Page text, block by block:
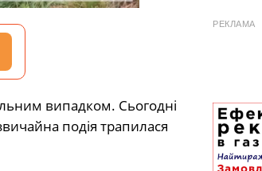
випадком. Сьогодні
подія трапилася
РЕКЛАМА